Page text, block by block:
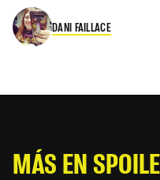
DANI FAILLACE
MÁS EN